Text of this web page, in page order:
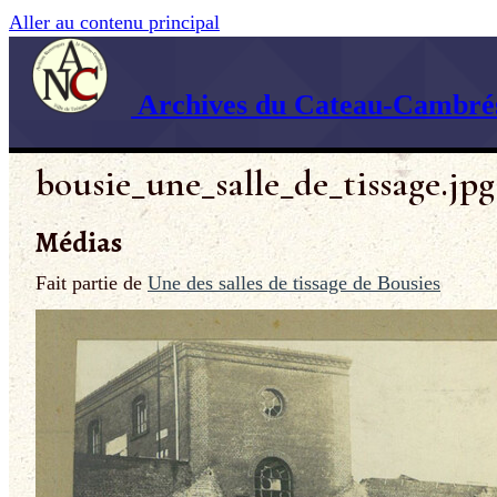
Aller au contenu principal
Archives du Cateau-
bousie_une_salle_de_tissage.jpg
Médias
Fait partie de Une des salles de tissage de Bousies